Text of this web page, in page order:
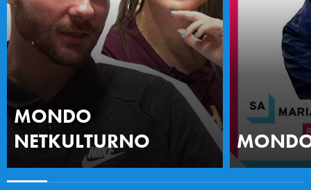
MONDO
NETKULTURNO